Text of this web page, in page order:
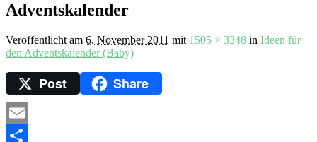
Adventskalender
Veröffentlicht am 6. November 2011 mit 1505 × 3348 in Ideen für
den Adventskalender (Baby)
Post Share
Email